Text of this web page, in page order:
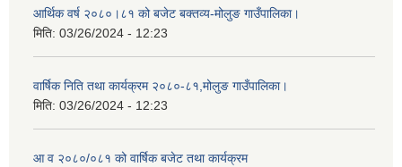
आर्थिक वर्ष २०८०।८१ को बजेट बक्तव्य-मोलुङ गाउँपालिका।
मिति: 03/26/2024 - 12:23
वार्षिक निति तथा कार्यक्रम २०८०-८१,मोलुङ गाउँपालिका।
मिति: 03/26/2024 - 12:23
आ व २०८०/०८१ को वार्षिक बजेट तथा कार्यक्रम